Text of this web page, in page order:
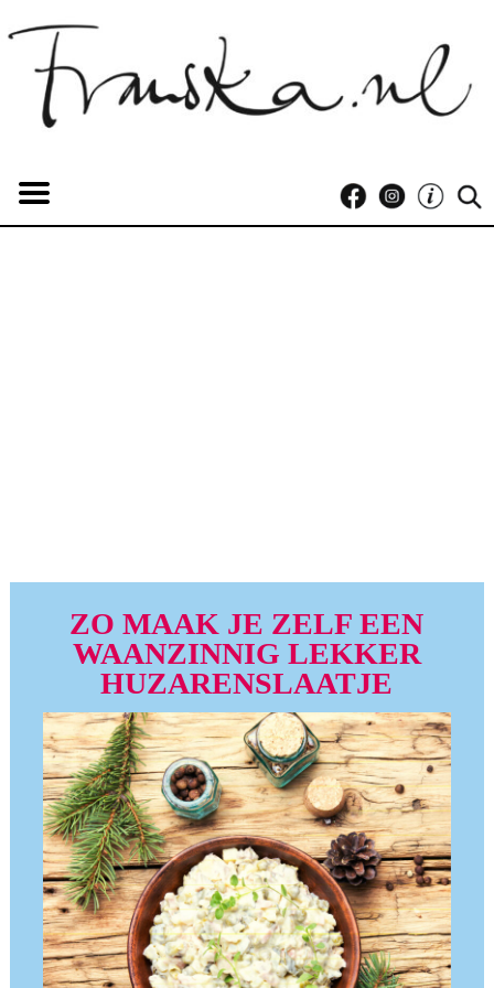
ZO MAAK JE ZELF EEN
WAANZINNIG LEKKER
HUZARENSLAATJE